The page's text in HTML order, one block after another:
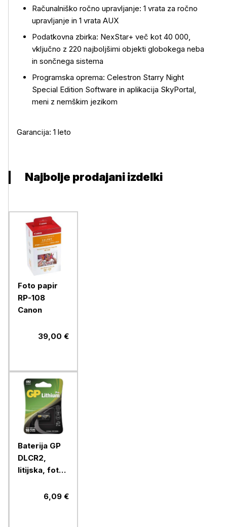
Računalniško ročno upravljanje: 1 vrata za ročno
upravljanje in 1 vrata AUX
Podatkovna zbirka: NexStar+ več kot 40 000,
vključno z 220 najboljšimi objekti globokega neba
in sončnega sistema
Programska oprema: Celestron Starry Night
Special Edition Software in aplikacija SkyPortal,
meni z nemškim jezikom
Garancija: 1 leto
Najbolje prodajani izdelki
Foto papir
RP-108
Canon
39,00 €
Baterija GP
DLCR2,
litijska, foto
6,09 €